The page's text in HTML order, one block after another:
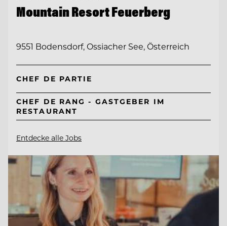
Mountain Resort Feuerberg
9551 Bodensdorf, Ossiacher See, Österreich
CHEF DE PARTIE
CHEF DE RANG - GASTGEBER IM
RESTAURANT
Entdecke alle Jobs